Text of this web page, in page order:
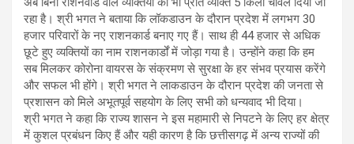
o
k
p
p
m
रहा है। श्री भगत ने बताया कि लॉकडाउन के दौरान प्रदेश में लगभग 30
हजार परिवारों के नए राशनकार्ड बनाए गए हैं। साथ ही 44 हजार से अधिक
छूटे हुए व्यक्तियों का नाम राशनकार्डों में जोड़ा गया है। उन्होंने कहा कि हम
सब मिलकर कोरोना वायरस के संक्रमण से सुरक्षा के हर संभव प्रयास करेंगे
और सफल भी होंगे। श्री भगत ने लाकडाउन के दौरान प्रदेश की जनता से
प्रशासन को मिले अभूतपूर्व सहयोग के लिए सभी को धन्यवाद भी दिया।
श्री भगत ने कहा कि राज्य शासन ने इस महामारी से निपटने के लिए हर क्षेत्र
में कुशल प्रबंधन किए हैं और यही कारण है कि छत्तीसगढ़ में अन्य राज्यों की